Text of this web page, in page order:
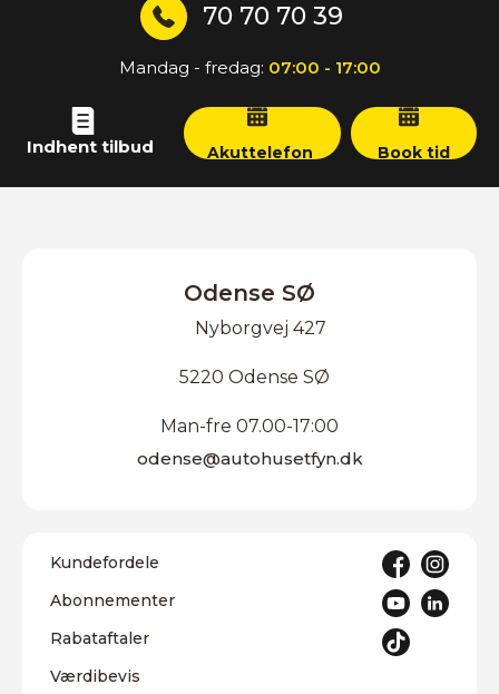
70 70 70 39
Mandag - fredag: 07:00 - 17:00
Indhent tilbud Akuttelefon Book tid
Odense SØ
Nyborgvej 427
5220 Odense SØ
Man-fre 07.00-17:00
odense@autohusetfyn.dk
Kundefordele
Abonnementer
Rabataftaler
Værdibevis